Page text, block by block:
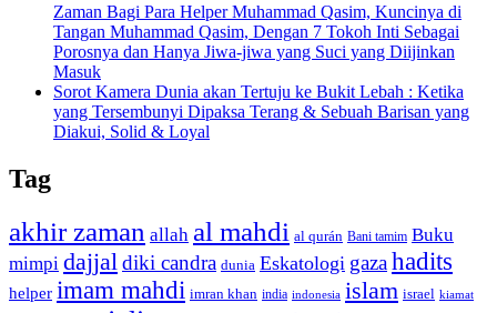
Zaman Bagi Para Helper Muhammad Qasim, Kuncinya di
Tangan Muhammad Qasim, Dengan 7 Tokoh Inti Sebagai
Porosnya dan Hanya Jiwa-jiwa yang Suci yang Diijinkan
Masuk
Sorot Kamera Dunia akan Tertuju ke Bukit Lebah : Ketika
yang Tersembunyi Dipaksa Terang & Sebuah Barisan yang
Diakui, Solid & Loyal
Tag
akhir zaman allah al mahdi al qurán Bani tamim Buku
mimpi dajjal diki candra dunia Eskatologi gazahadits
helper imam mahdi imran khan india indonesia islam israel kiamat